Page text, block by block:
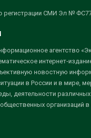
регистрации СМИ Эл №
агентство
интернет-
новостную
в России и в мире,
деятельности различных
организаций